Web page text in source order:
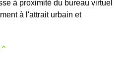
à proximité du bureau virtuel
à l'attrait urbain et